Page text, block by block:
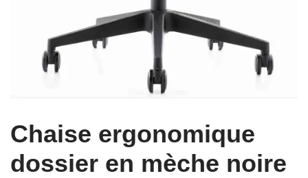
Chaise ergonomique
dossier en mèche noire